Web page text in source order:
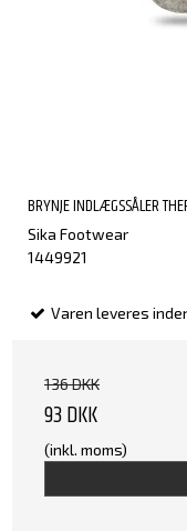
BRYNJE INDLÆGSSÅLER
Sika Footwear
1449921
Varen leveres
136 DKK
93 DKK
(inkl. moms)